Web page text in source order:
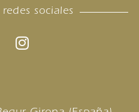
sociales